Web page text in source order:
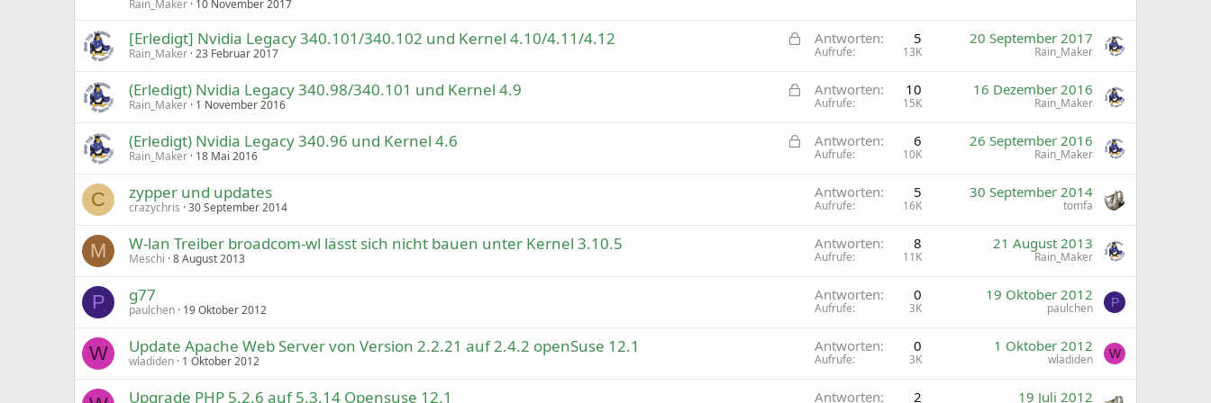
Rain_Maker 10 November 2017
G
p
e
t
[Erledigt] Nvidia Legacy 340.101/340.102 und Kernel 4.10/4.11/4.12
Rain_Maker 23 Februar 2017
Antworten 5
Aufrufe 13K
20 September 2017
Rain_Maker
G
p
e
(Erledigt) Nvidia Legacy 340.98/340.101 und Kernel 4.9
Rain_Maker 1 November 2016
Antworten 10
Aufrufe 15K
16 Dezember 2016
Rain_Maker
G
(Erledigt) Nvidia Legacy 340.96 und Kernel 4.6
Rain_Maker 18 Mai 2016
Antworten 6
Aufrufe 10K
26 September 2016
Rain_Maker
C zypper und updates
crazychris 30 September 2014
Antworten 5
Aufrufe 16K
30 September 2014
tomfa
M W-lan Treiber broadcom-wl lässt sich nicht bauen unter Kernel 3.10.5
Meschi 8 August 2013
Antworten 8
Aufrufe 11K
21 August 2013
Rain_Maker
P g77
paulchen 19 Oktober 2012
Antworten 0
Aufrufe 3K
19 Oktober 2012
paulchen P
W Update Apache Web Server von Version 2.2.21 auf 2.4.2 openSuse 12.1
wladiden 1 Oktober 2012
Antworten 0
Aufrufe 3K
1 Oktober 2012
wladiden W
Upgrade PHP 5.2.6 auf 5.3.14 Opensuse 12.1 Antworten 2 19 Juli 2012